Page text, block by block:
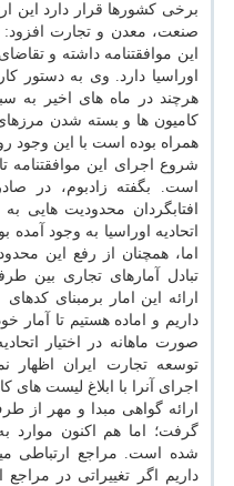
برخی کشورها قرار دارد این
صنعت، معدن و تجارت افزود:
این موافقتنامه داشته و
اوراسیا دارد. وی به دستور
هرچند در ماه های اخیر به
کامیون ها و بسته شدن
همراه بوده است با این وجود
است. بگفته زادبوم، در
افتابگردان محدودیت
اما، همچنان از رفع این
تبادل آمارهای تجاری بین
صورت ماهانه در اختیار
توسعه تجارت ایران اظهار
اجرای آنرا با ابلاغ لیست های
ارائه گواهی مبدا و مهر
گرفت؛ اما هم اکنون
شده است. مراجع ارتباطی
داریم اگر تغییراتی در